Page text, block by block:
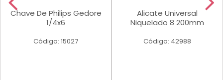
Chave De Philips Gedore
1/4x6
Código: 15027
Alicate Universal
Niquelado 8 200mm
Código: 42988